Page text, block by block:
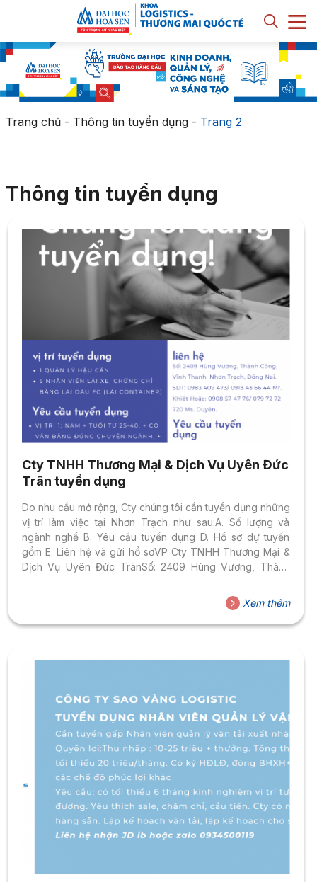
Trang chủ- Thông tin tuyển dụng- Trang 2
Thông tin tuyển dụng
Cty TNHH Thương Mại & Dịch Vụ Uyên Đức
Trân tuyển dụng
Do nhu cầu mở rộng, Cty chúng tôi cần tuyển dụng những
vị trí làm việc tại Nhơn Trạch như sau:A. Số lượng và
ngành nghề B. Yêu cầu tuyển dụng D. Hồ sơ dự tuyển
gồm E. Liên hệ và gửi hồ sơVP Cty TNHH Thương Mại &
Dịch Vụ Uyên Đức TrânSố: 2409 Hùng Vương, Thành
473/ 0913 43 66 44 Mr. KhiếtHoặc: 0908 57 47 76/ 079
Xem thêm